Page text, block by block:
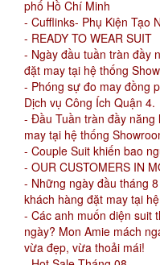
phố Hồ Chí Minh
- Cufflinks- Phụ Kiện Tạo
- READY TO WEAR SUIT
- Ngày đầu tuần tràn đầy
đặt may tại hệ thống
- Phóng sự đo may đồng
Dịch vụ Công Ích Quận 4.
- Đầu Tuần tràn đầy
may tại hệ thống
- Couple Suit khiến bao
- OUR CUSTOMERS IN
- Những ngày đầu tháng
khách hàng đặt may tại
- Các anh muốn diện suit
ngày? Mon Amie mách
vừa đẹp, vừa thoải mái!